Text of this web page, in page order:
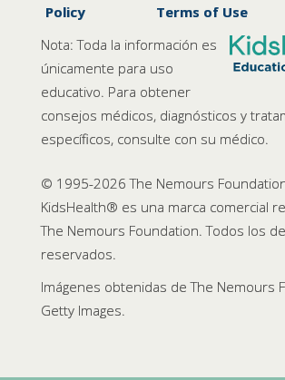
Policy
Terms of Use
Nota: Toda la información es
únicamente para uso
educativo. Para obtener
consejos médicos, diagnósticos y
específicos, consulte con su médico.
© 1995-2026 The Nemours
KidsHealth® es una marca comercial
The Nemours Foundation. Todos los
reservados.
Imágenes obtenidas de The Nemours
Getty Images.